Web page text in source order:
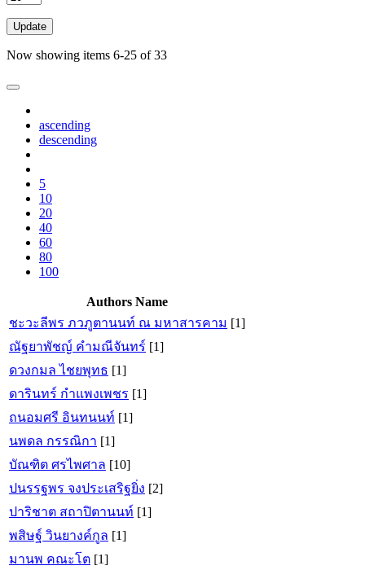
Update
Now showing items 6-25 of 33
ascending
descending
5
10
20
40
60
80
100
Authors Name
ชะวะลีพร ภวภูตานนท์ ณ มหาสารคาม [1]
ณัฐยาพัชญ์ คำมณีจันทร์ [1]
ดวงกมล ไชยพุทธ [1]
ดารินทร์ กำแพงเพชร [1]
ถนอมศรี อินทนนท์ [1]
นพดล กรรณิกา [1]
บัณฑิต ศรไพศาล [10]
ปนรรฐพร จงประเสริฐยิ่ง [2]
ปาริชาต สถาปิตานนท์ [1]
พสิษฐ์ วินยางค์กูล [1]
มานพ คณะโต [1]